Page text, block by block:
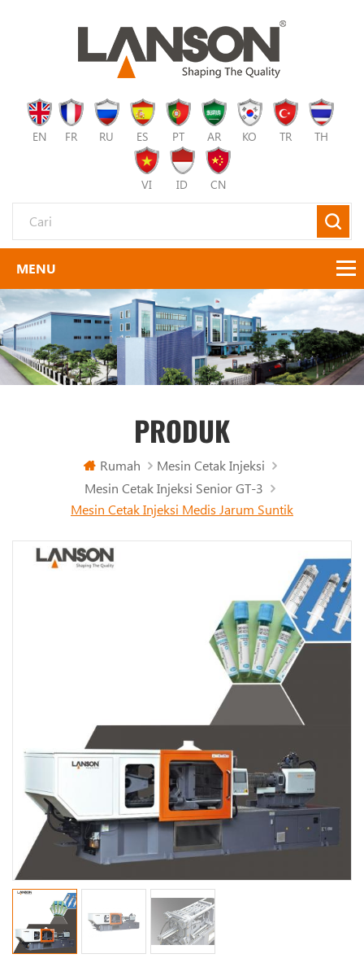
EN FR RU ES PT AR KO TR TH
VI ID CN
PRODUK
Rumah
Mesin Cetak Injeksi
Mesin Cetak Injeksi Senior GT-3
Mesin Cetak Injeksi Medis Jarum Suntik